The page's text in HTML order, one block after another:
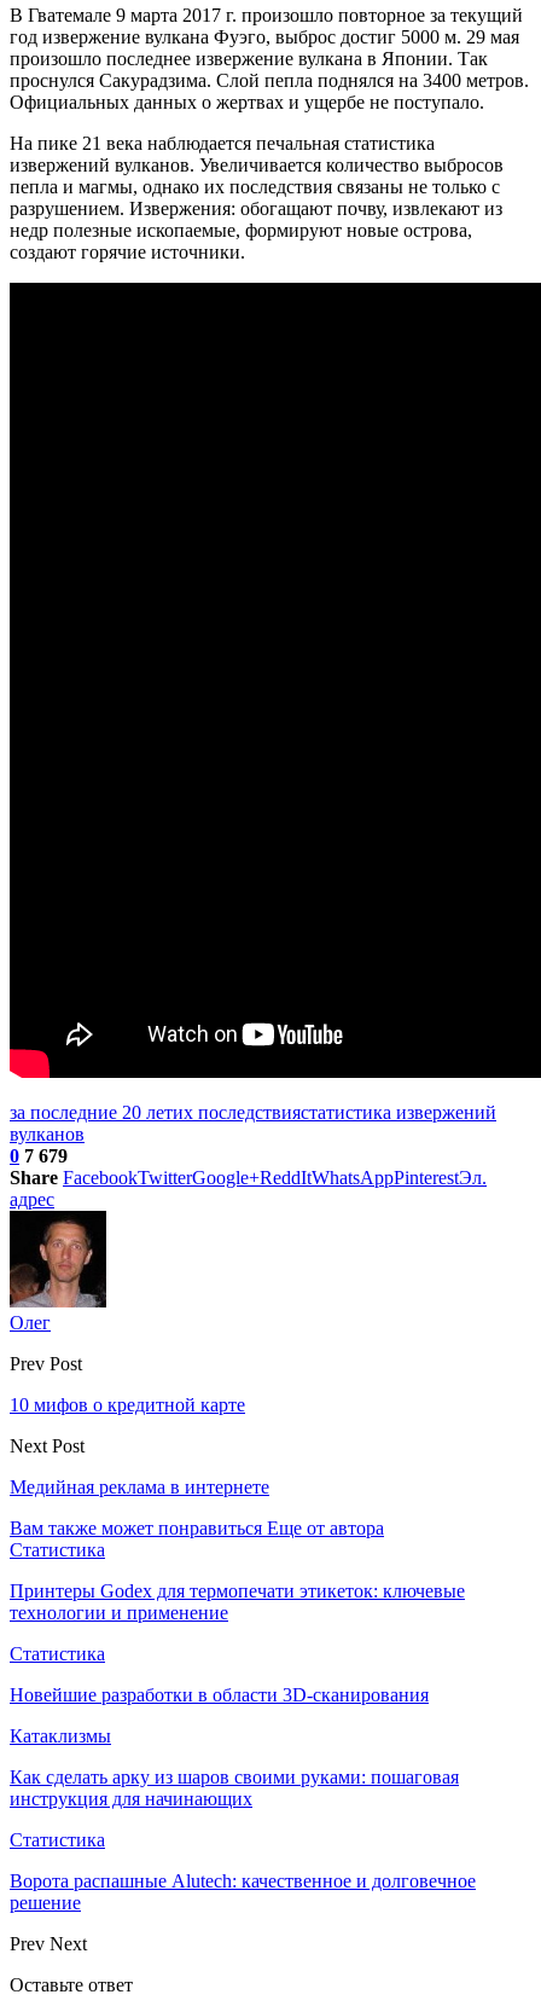
В Гватемале 9 марта 2017 г. произошло повторное за текущий
год извержение вулкана Фуэго, выброс достиг 5000 м. 29 мая
произошло последнее извержение вулкана в Японии. Так
проснулся Сакурадзима. Слой пепла поднялся на 3400 метров.
Официальных данных о жертвах и ущербе не поступало.
На пике 21 века наблюдается печальная статистика
извержений вулканов. Увеличивается количество выбросов
пепла и магмы, однако их последствия связаны не только с
разрушением. Извержения: обогащают почву, извлекают из
недр полезные ископаемые, формируют новые острова,
создают горячие источники.
за последние 20 летих последствиястатистика извержений
вулканов
0 7 679
Share FacebookTwitterGoogle+ReddItWhatsAppPinterestЭл.
адрес
Олег
Prev Post
10 мифов о кредитной карте
Next Post
Медийная реклама в интернете
Вам также может понравиться Еще от автора
Статистика
Принтеры Godex для термопечати этикеток: ключевые
технологии и применение
Статистика
Новейшие разработки в области 3D-сканирования
Катаклизмы
Как сделать арку из шаров своими руками: пошаговая
инструкция для начинающих
Статистика
Ворота распашные Alutech: качественное и долговечное
решение
Prev Next
Оставьте ответ